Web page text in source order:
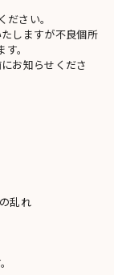
ださい。
しますが不良個所
。
お知らせくださ
乱れ